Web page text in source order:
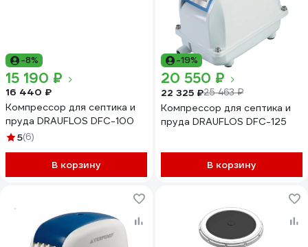
-8%
15 190 ₽
16 440 ₽
Компрессор для септика и
пруда DRAUFLOS DFC-100
5(6)
В корзину
-19%
20 550 ₽
22 325 ₽25 463 ₽
Компрессор для септика и
пруда DRAUFLOS DFC-125
В корзину